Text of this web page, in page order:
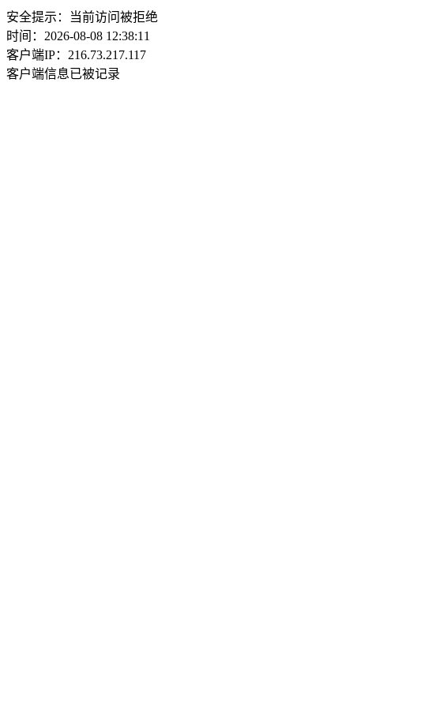
安全提示：当前访问被拒绝
时间：2026-08-08 12:38:11
客户端IP：216.73.217.117
客户端信息已被记录